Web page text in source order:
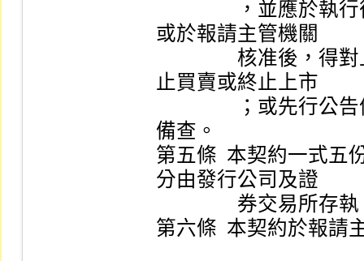
，並應於執行後
或於報請主管機關
核准後，得對上
止買賣或終止上市
；或先行公告停
備查。
第五條  本契約一式五
分由發行公司及證
券交易所存執
第六條  本契約於報請